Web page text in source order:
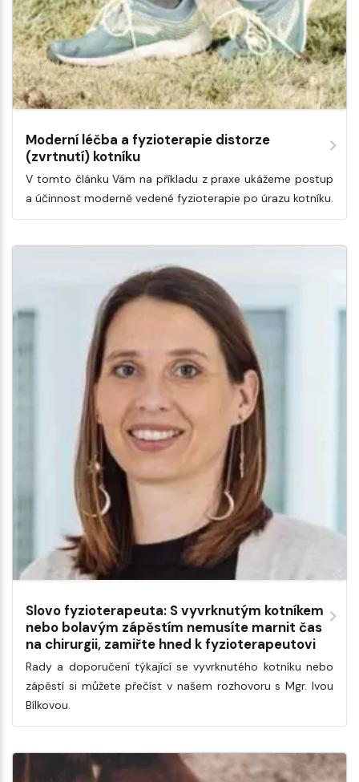
Moderní léčba a fyzioterapie distorze
(zvrtnutí) kotníku
V tomto článku Vám na příkladu z praxe ukážeme postup
a účinnost moderně vedené fyzioterapie po úrazu kotníku.
Slovo fyzioterapeuta: S vyvrknutým kotníkem
nebo bolavým zápěstím nemusíte marnit čas
na chirurgii, zamiřte hned k fyzioterapeutovi
Rady a doporučení týkající se vyvrknutého kotníku nebo
zápěstí si můžete přečíst v našem rozhovoru s Mgr. Ivou
Bílkovou.